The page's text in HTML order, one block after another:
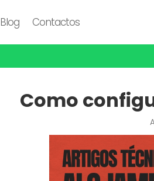
Blog Contactos
Como